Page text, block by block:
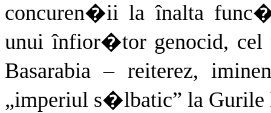
concuren�ii la înalta
unui înfior�tor genocid, cel
Basarabia – reiterez,
„imperiul s�lbatic” la